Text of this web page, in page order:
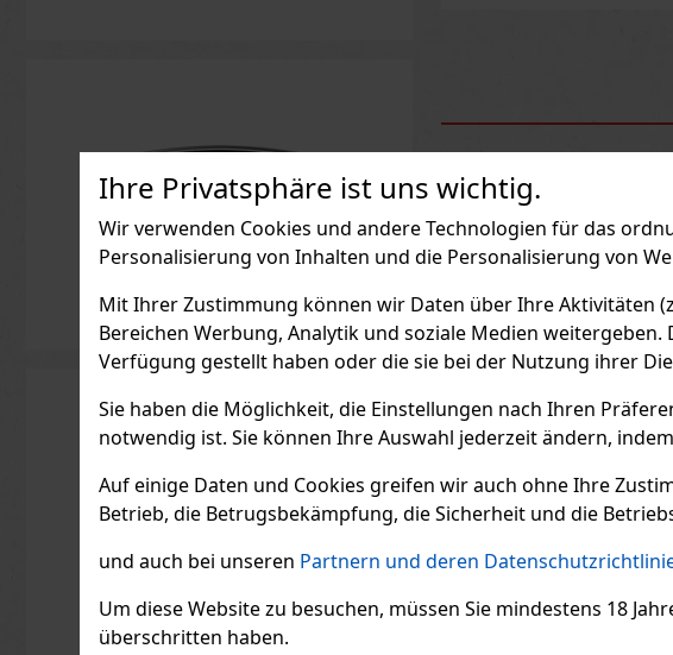
Ihre Privatsphäre ist uns wichtig.
Wir verwenden Cookies und andere Technologien für das
Personalisierung von Inhalten und die Personalisierung von
Mit Ihrer Zustimmung können wir Daten über Ihre Aktivitäten
Bereichen Werbung, Analytik und soziale Medien
Verfügung gestellt haben oder die sie bei der Nutzung ihrer
Sie haben die Möglichkeit, die Einstellungen nach Ihren
notwendig ist. Sie können Ihre Auswahl jederzeit ändern,
Auf einige Daten und Cookies greifen wir auch ohne Ihre
Betrieb, die Betrugsbekämpfung, die Sicherheit und die
und auch bei unseren Partnern und deren
Um diese Website zu besuchen, müssen Sie mindestens 18
überschritten haben.
Aktion
ORBIT
Dragees Dose 64 g
AUF LAGER (> 5 st)
erfrischendem